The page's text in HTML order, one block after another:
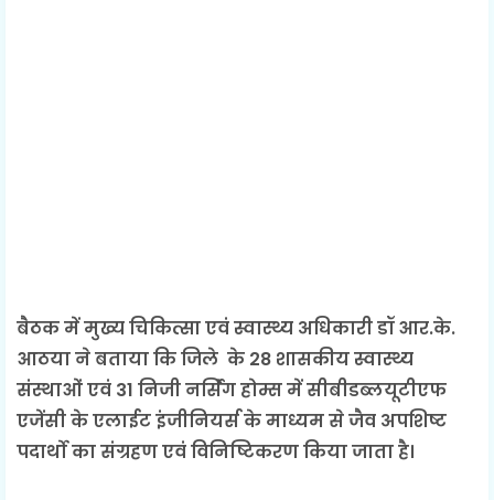
बैठक में मुख्य चिकित्सा एवं स्वास्थ्य अधिकारी डॉ आर.के.
आठया ने बताया कि जिले के 28 शासकीय स्वास्थ्य
संस्थाओं एवं 31 निजी नर्सिंंग होम्स में सीबीडब्लयूटीएफ
एजेंसी के एलाईट इंजीनियर्स के माध्यम से जैव अपशिष्ट
पदार्थो का संग्रहण एवं विनिष्टिकरण किया जाता है।